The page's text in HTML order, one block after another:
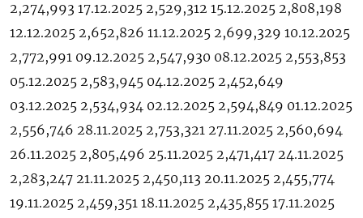
2,274,993 17.12.2025 2,529,312 15.12.2025 2,808,198
12.12.2025 2,652,826 11.12.2025 2,699,329 10.12.2025
2,772,991 09.12.2025 2,547,930 08.12.2025 2,553,853
05.12.2025 2,583,945 04.12.2025 2,452,649
03.12.2025 2,534,934 02.12.2025 2,594,849 01.12.2025
2,556,746 28.11.2025 2,753,321 27.11.2025 2,560,694
26.11.2025 2,805,496 25.11.2025 2,471,417 24.11.2025
2,283,247 21.11.2025 2,450,113 20.11.2025 2,455,774
19.11.2025 2,459,351 18.11.2025 2,435,855 17.11.2025